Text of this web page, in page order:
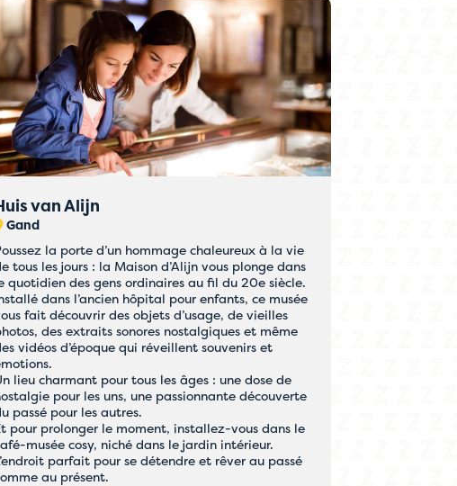
van Alijn
Gand
la porte d’un hommage chaleureux à la vie
tous les jours : la Maison d’Alijn vous plonge dans
quotidien des gens ordinaires au fil du 20e siècle.
dans l’ancien hôpital pour enfants, ce musée
fait découvrir des objets d’usage, de vieilles
des extraits sonores nostalgiques et même
vidéos d’époque qui réveillent souvenirs et
lieu charmant pour tous les âges : une dose de
pour les uns, une passionnante découverte
passé pour les autres.
pour prolonger le moment, installez-vous dans le
musée cosy, niché dans le jardin intérieur.
parfait pour se détendre et rêver au passé
au présent.